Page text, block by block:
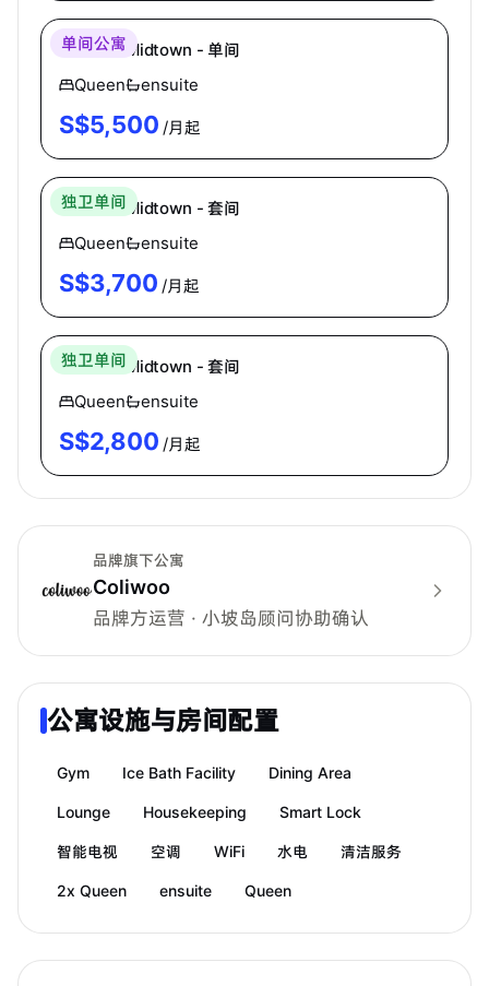
单间公寓
Coliwoo Midtown - 单间
Queen
ensuite
S$5,500 /月起
独卫单间
Coliwoo Midtown - 套间
Queen
ensuite
S$3,700 /月起
独卫单间
Coliwoo Midtown - 套间
Queen
ensuite
S$2,800 /月起
品牌旗下公寓
Coliwoo
品牌方运营 · 小坡岛顾问协助确认
公寓设施与房间配置
Gym Ice Bath Facility Dining Area
Lounge Housekeeping Smart Lock
智能电视 空调 WiFi 水电 清洁服务
2x Queen ensuite Queen